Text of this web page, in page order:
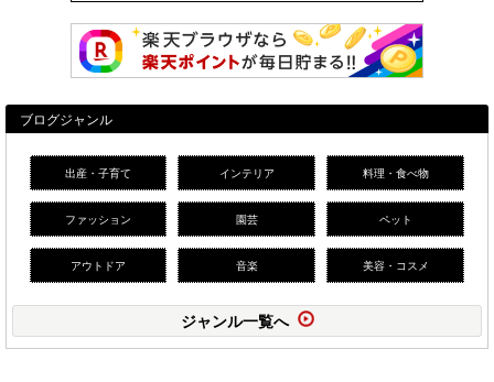
ブログジャンル
出産・子育て インテリア 料理・食べ物
ファッション 園芸 ペット
アウトドア 音楽 美容・コスメ
ジャンル一覧へ